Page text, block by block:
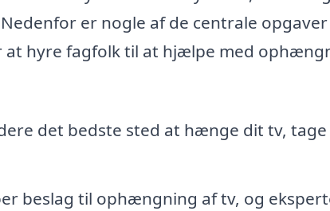
er nogle af de centrale opgaver
hyre fagfolk til at hjælpe med
det bedste sted at hænge dit tv, tage
beslag til ophængning af tv, og